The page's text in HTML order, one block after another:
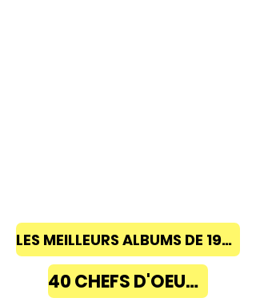
LES MEILLEURS ALBUMS DE 1968 à 2018
40 CHEFS D'OEUVRE